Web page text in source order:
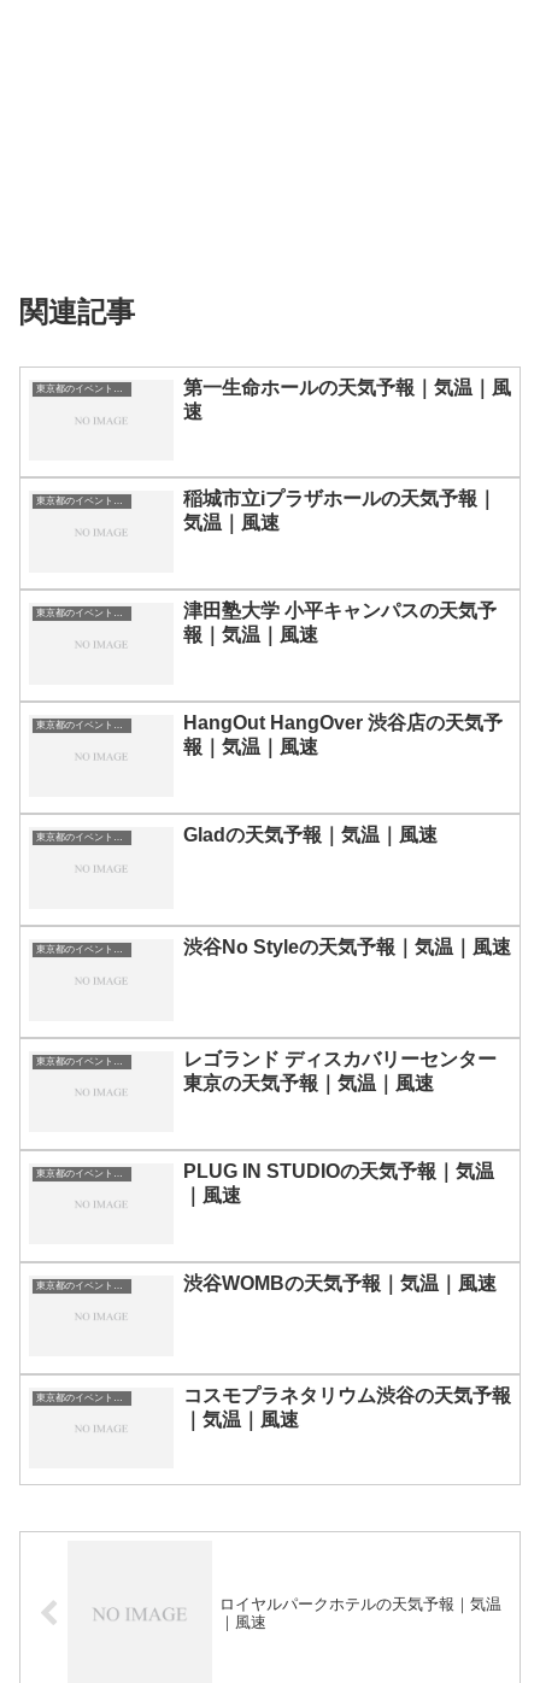
関連記事
東京都のイベント会場一覧
第一生命ホールの天気予報｜気温｜風
速
東京都のイベント会場一覧
稲城市立iプラザホールの天気予報｜
気温｜風速
東京都のイベント会場一覧
津田塾大学 小平キャンパスの天気予
報｜気温｜風速
東京都のイベント会場一覧
HangOut HangOver 渋谷店の天気予
報｜気温｜風速
東京都のイベント会場一覧 Gladの天気予報｜気温｜風速
東京都のイベント会場一覧 渋谷No Styleの天気予報｜気温｜風速
東京都のイベント会場一覧
レゴランド ディスカバリーセンター
東京の天気予報｜気温｜風速
PLUG IN STUDIOの天気予報｜気温
｜風速
渋谷WOMBの天気予報｜気温｜風速
コスモプラネタリウム渋谷の天気予報
｜気温｜風速
ロイヤルパークホテルの天気予報｜気温
｜風速